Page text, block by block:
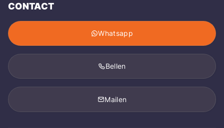
CONTACT
Whatsapp
Bellen
Mailen